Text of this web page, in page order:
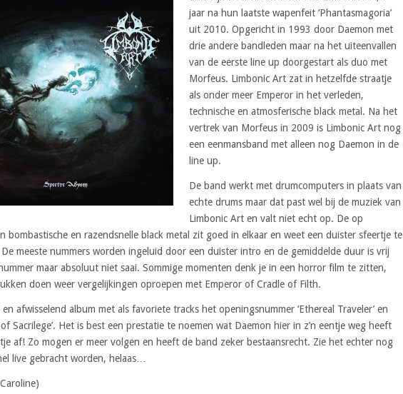
jaar na hun laatste wapenfeit ‘Phantasmagoria’
uit 2010. Opgericht in 1993 door Daemon met
drie andere bandleden maar na het uiteenvallen
van de eerste line up doorgestart als duo met
Morfeus. Limbonic Art zat in hetzelfde straatje
als onder meer Emperor in het verleden,
technische en atmosferische black metal. Na het
vertrek van Morfeus in 2009 is Limbonic Art nog
een eenmansband met alleen nog Daemon in de
line up.
De band werkt met drumcomputers in plaats van
echte drums maar dat past wel bij de muziek van
Limbonic Art en valt niet echt op. De op
bombastische en razendsnelle black metal zit goed in elkaar en weet een duister sfeertje te
meeste nummers worden ingeluid door een duister intro en de gemiddelde duur is vrij
maar absoluut niet saai. Sommige momenten denk je in een horror film te zitten,
doen weer vergelijkingen oproepen met Emperor of Cradle of Filth.
en afwisselend album met als favoriete tracks het openingsnummer ‘Ethereal Traveler’ en
Sacrilege’. Het is best een prestatie te noemen wat Daemon hier in z’n eentje weg heeft
af! Zo mogen er meer volgen en heeft de band zeker bestaansrecht. Zie het echter nog
live gebracht worden, helaas…